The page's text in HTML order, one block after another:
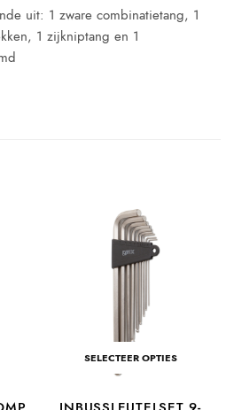
uit: 1 zware combinatietang, 1
1 zijkniptang en 1
SELECTEER OPTIES